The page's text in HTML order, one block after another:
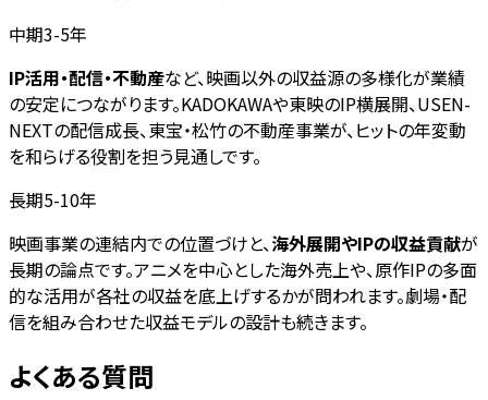
中期3-5年
IP活用・配信・不動産など、映画以外の収益源の多様化が業績
の安定につながります。KADOKAWAや東映のIP横展開、USEN-
NEXTの配信成長、東宝・松竹の不動産事業が、ヒットの年変動
を和らげる役割を担う見通しです。
長期5-10年
映画事業の連結内での位置づけと、海外展開やIPの収益貢献が
長期の論点です。アニメを中心とした海外売上や、原作IPの多面
的な活用が各社の収益を底上げするかが問われます。劇場・配
信を組み合わせた収益モデルの設計も続きます。
よくある質問